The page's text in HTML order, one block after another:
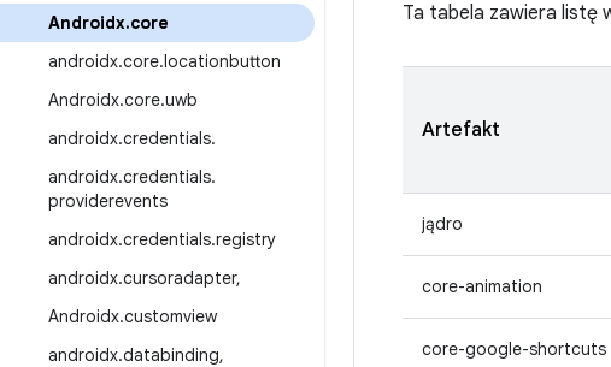
Androidx.core
androidx.core.locationbutton
Androidx.core.uwb
androidx.credentials.
androidx.credentials.
providerevents
androidx.credentials.registry
androidx.cursoradapter,
Androidx.customview
androidx.databinding,
Ta tabela zawiera listę
Artefakt
jądro
core-animation
core-google-shortcuts